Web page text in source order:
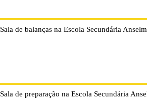
Sala de balanças na Escola Secundária
Sala de preparação na Escola Secundária